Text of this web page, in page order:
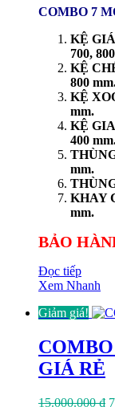
COMBO 7
KỆ
700,
KỆ
800
KỆ
mm.
KỆ
400
mm.
KHAY
mm.
BẢO
Đọc tiếp
Xem Nhanh
Giảm giá!
GIÁ RẺ
15.000.000₫